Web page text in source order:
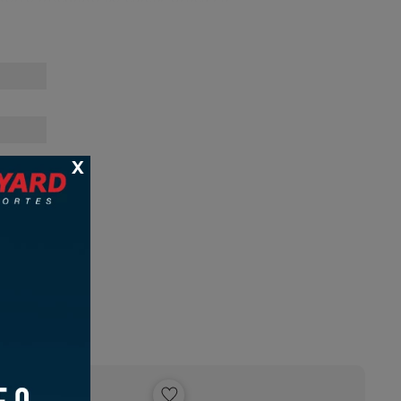
assegurando aderência
Cloudmonster 3 Masculino é a
consistente em todos os
X